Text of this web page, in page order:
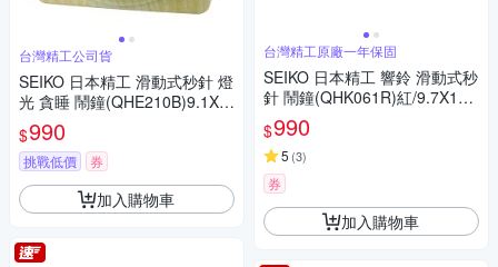
台灣精工公司貨
SEIKO 日本精工 滑動式秒針 燈
光 貪睡 鬧鐘(QHE210B)9.1X8.
6cm
$990
挑戰低價 券
加入購物車
台灣精工原廠一年保固
SEIKO 日本精工 響鈴 滑動式秒
針 鬧鐘(QHK061R)紅/9.7X10.
9cm
$990
5 (3)
券
加入購物車